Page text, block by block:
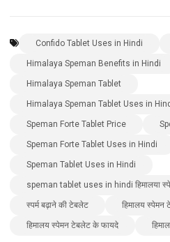
Confido Tablet Uses in Hindi
Himalaya Speman Benefits in Hindi
Himalaya Speman Tablet
Himalaya Speman Tablet Uses in
Speman Forte Tablet Price
Speman Forte Tablet Uses in Hindi
Speman Tablet Uses in Hindi
speman tablet uses in hindi हिमालया
स्पर्म बढ़ाने की टेबलेट हिमालय
हिमालय स्पेमन टेबलेट के फायदे